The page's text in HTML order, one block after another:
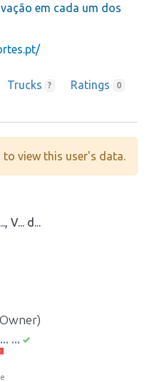
em cada um dos
Trucks ? Ratings 0
to view this user's data.
V... d...
...